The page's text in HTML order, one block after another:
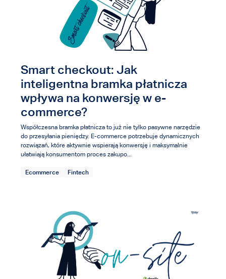
Smart checkout: Jak
inteligentna bramka płatnicza
wpływa na konwersję w e-
commerce?
Współczesna bramka płatnicza to już nie tylko pasywne narzędzie
do przesyłania pieniędzy. E-commerce potrzebuje dynamicznych
rozwiązań, które aktywnie wspierają konwersję i maksymalnie
ułatwiają konsumentom proces zakupo...
Ecommerce Fintech